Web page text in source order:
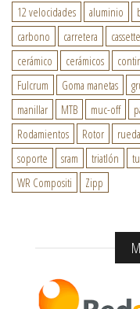
12 velocidades aluminio
carbono
carretera cassette
cerámico
cerámicos
Fulcrum
Goma manetas
manillar
MTB muc-off
Rodamientos
Rotor
soporte
sram triatlón
WR Compositi
Zipp